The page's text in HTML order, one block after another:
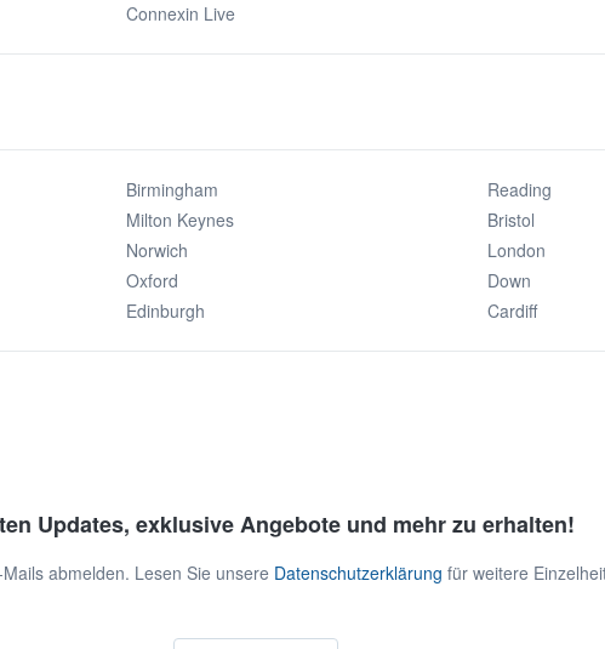
Connexin Live
Birmingham
Milton Keynes
Norwich
Oxford
Edinburgh
Reading
Bristol
London
Down
Cardiff
Updates, exklusive Angebote und mehr zu erhalten!
abmelden. Lesen Sie unsere Datenschutzerklärung für weitere